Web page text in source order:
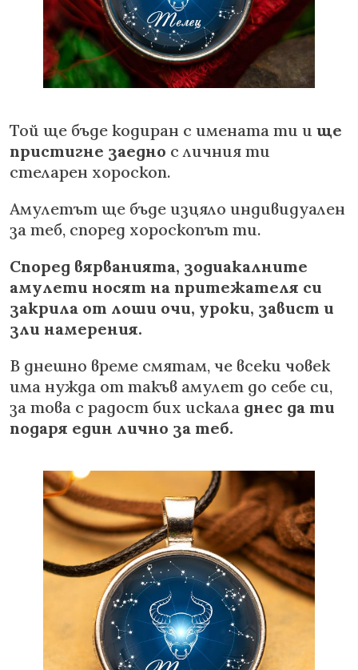
Той ще бъде кодиран с имената ти и ще
пристигне заедно с личния ти
стеларен хороскоп.
Амулетът ще бъде изцяло индивидуален
за теб, според хороскопът ти.
Според вярванията, зодиакалните
амулети носят на притежателя си
закрила от лоши очи, уроки, завист и
зли намерения.
В днешно време смятам, че всеки човек
има нужда от такъв амулет до себе си,
за това с радост бих искала днес да ти
подаря един лично за теб.